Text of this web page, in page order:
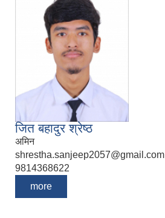
जित बहादुर श्रेष्ठ
अमिन
shrestha.sanjeep2057@gmail.com
9814368622
more